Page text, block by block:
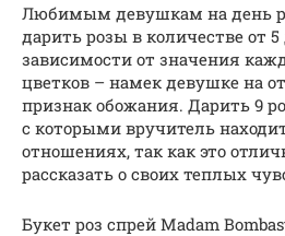
Любимым девушкам на день
дарить розы в количестве от
зависимости от значения
цветков – намек девушке на
признак обожания. Дарить 9
с которыми вручитель
отношениях, так как это
рассказать о своих теплых
Букет роз спрей Madam